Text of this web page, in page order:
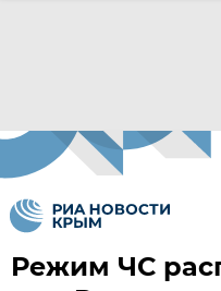
Режим ЧС